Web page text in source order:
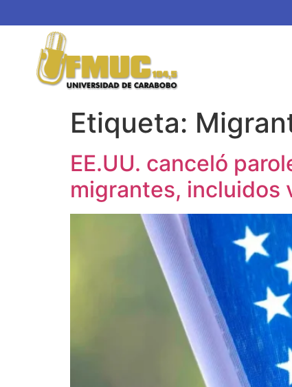
Etiqueta:
EE.UU. canceló
migrantes, incluidos